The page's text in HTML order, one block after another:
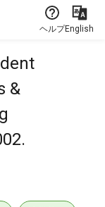
ヘルプEnglish
&